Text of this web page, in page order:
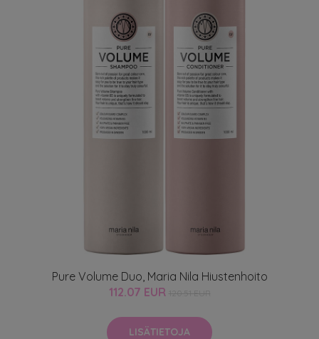
Pure Volume Duo, Maria Nila Hiustenhoito
112.07 EUR
LISÄTIETOJA